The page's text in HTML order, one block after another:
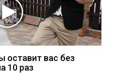
оставит вас без
10 раз